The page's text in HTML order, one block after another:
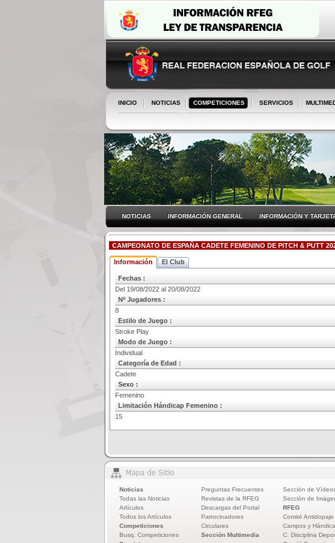
INICIO NOTICIAS COMPETICIONES SERVICIOS
NOTICIAS INFORMACIÓN GENERAL INFORMACIÓN Y
CAMPEONATO DE ESPAÑA CADETE FEMENINO DE PITCH & PUTT
Información El Club
Fechas :
Del 19/08/2022 al 20/08/2022
Nº Jugadores :
8
Estilo de Juego :
Stroke Play
Modo de Juego :
Individual
Categoría de Edad :
Cadete
Sexo :
Femenino
Limitación Hándicap Femenino :
15
Noticias
Todas las Noticias
Artículos
Todos los Artículos
Competiciones
Busq. Competiciones
Preguntas Frecuentes
Revistas de la RFEG
Descargas del Portal
Patrocinadores
Circulares
Sección Multimedia
Sección de
Sección de
RFEG
Comité Antidopaje
Campos y
C. Disciplina